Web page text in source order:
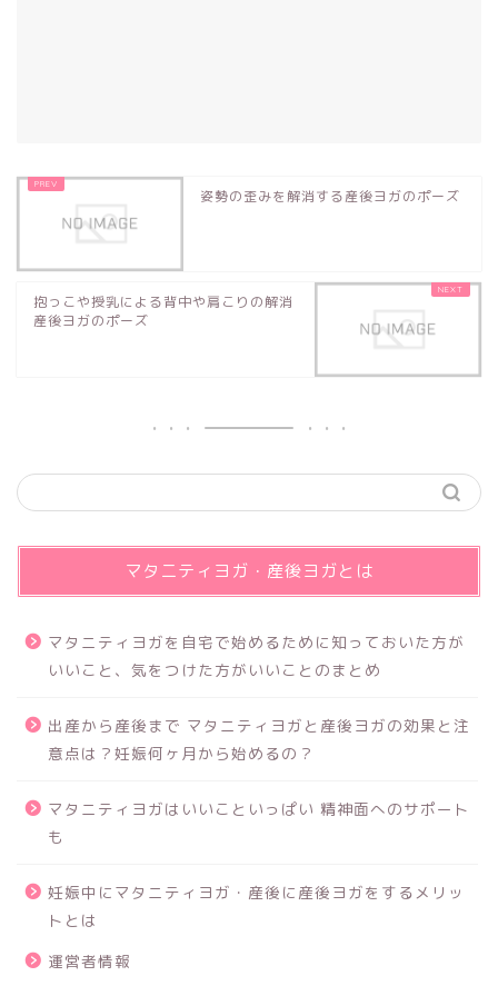
姿勢の歪みを解消する産後ヨガのポーズ
抱っこや授乳による背中や肩こりの解消
産後ヨガのポーズ
マタニティヨガ・産後ヨガとは
マタニティヨガを自宅で始めるために知っておいた方が
いいこと、気をつけた方がいいことのまとめ
出産から産後まで マタニティヨガと産後ヨガの効果と注
意点は？妊娠何ヶ月から始めるの？
マタニティヨガはいいこといっぱい 精神面へのサポート
も
妊娠中にマタニティヨガ・産後に産後ヨガをするメリッ
トとは
運営者情報